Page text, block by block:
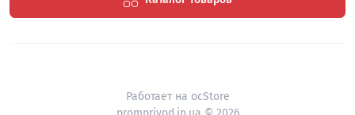
разными характеристиками, что позволяет
Работает на ocStore